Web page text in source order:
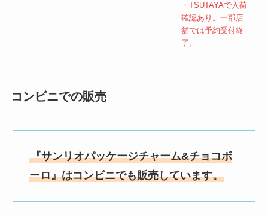
・TSUTAYAで入荷
確認あり。一部店
舗では予約受付終
了。
コンビニでの販売
『サンリオパッケージチャーム&チョコボ
ーロ』はコンビニでも販売しています。